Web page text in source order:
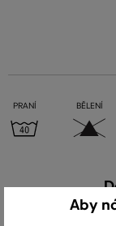
PRANÍ BĚLENÍ
Aby